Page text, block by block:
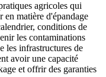
agricoles qui
en matière d'épandage
conditions de
les contaminations
les infrastructures de
avoir une capacité
et offrir des garanties